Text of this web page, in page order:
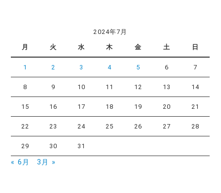
2024年7月
月 火 水 木 金 土 日
1 2 3 4 5 6 7
8 9 10 11 12 13 14
15 16 17 18 19 20 21
22 23 24 25 26 27 28
29 30 31
« 6月 3月 »